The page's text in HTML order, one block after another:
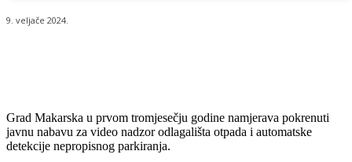
9. veljače 2024.
Grad Makarska u prvom tromjesečju godine namjerava pokrenuti
javnu nabavu za video nadzor odlagališta otpada i automatske
detekcije nepropisnog parkiranja.